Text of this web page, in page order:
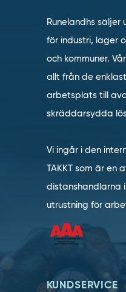
Runelandhs säljer
för industri, lager
och kommuner.
allt från de
arbetsplats till
skräddarsydda
Vi ingår i den
TAKKT som är en
distanshandlarna
utrustning för
KUNDSERVICE